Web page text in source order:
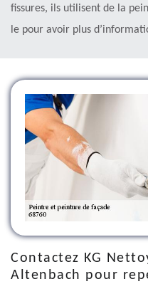
fissures, ils utilisent de la
le pour avoir plus
Contactez KG
Altenbach pour